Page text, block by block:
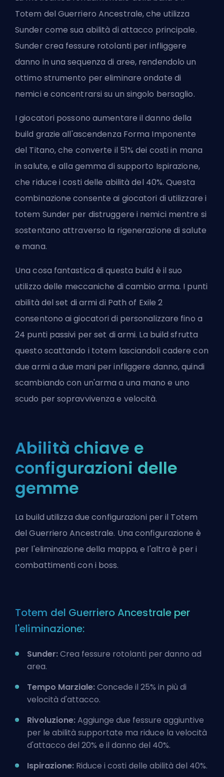
Totem del Guerriero Ancestrale, che utilizza
Sunder come sua abilità di attacco principale.
Sunder crea fessure rotolanti per infliggere
danno in una sequenza di aree, rendendolo un
ottimo strumento per eliminare ondate di
nemici e concentrarsi su un singolo bersaglio.
I giocatori possono aumentare il danno della
build grazie all'ascendenza Forma Imponente
del Titano, che converte il 51% dei costi in mana
in salute, e alla gemma di supporto Ispirazione,
che riduce i costi delle abilità del 40%. Questa
combinazione consente ai giocatori di utilizzare i
totem Sunder per distruggere i nemici mentre si
sostentano attraverso la rigenerazione di salute
e mana.
Una cosa fantastica di questa build è il suo
utilizzo delle meccaniche di cambio arma. I punti
abilità del set di armi di Path of Exile 2
consentono ai giocatori di personalizzare fino a
24 punti passivi per set di armi. La build sfrutta
questo scattando i totem lasciandoli cadere con
due armi a due mani per infliggere danno, quindi
scambiando con un'arma a una mano e uno
scudo per sopravvivenza e velocità.
Abilità chiave e
configurazioni delle
gemme
La build utilizza due configurazioni per il Totem
del Guerriero Ancestrale. Una configurazione è
per l'eliminazione della mappa, e l'altra è per i
combattimenti con i boss.
Totem del Guerriero Ancestrale per
l'eliminazione:
Sunder:Crea fessure rotolanti per danno ad
area.
Tempo Marziale:Concede il 25% in più di
velocità d'attacco.
Rivoluzione:Aggiunge due fessure aggiuntive
per le abilità supportate ma riduce la velocità
d'attacco del 20% e il danno del 40%.
Ispirazione: Riduce i costi delle abilità del 40%.